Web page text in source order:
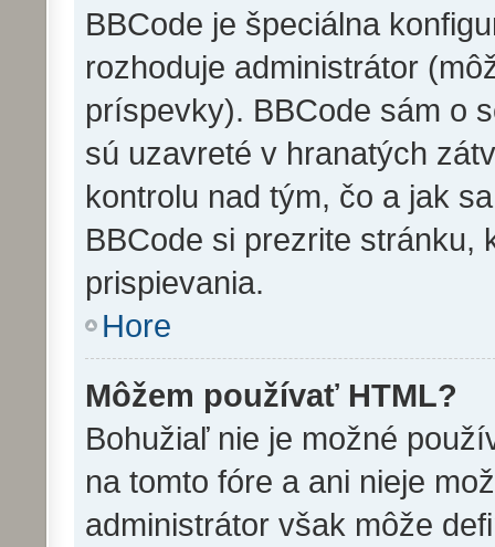
BBCode je špeciálna
rozhoduje administrátor
príspevky). BBCode sám o
sú uzavreté v hranatých
kontrolu nad tým, čo a jak
BBCode si prezrite stránku,
prispievania.
Hore
Môžem používať HTML?
Bohužiaľ nie je možné
na tomto fóre a ani nieje
administrátor však môže